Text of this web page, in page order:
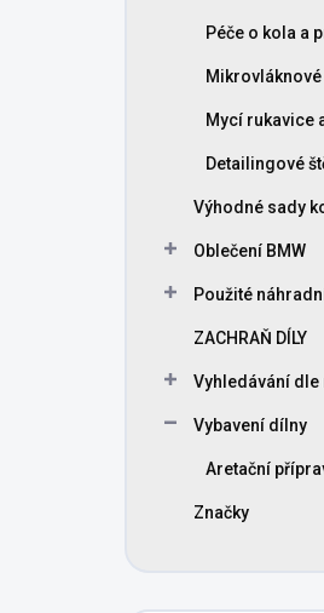
Péče o kola a
Mycí rukavice
Detailingové
Výhodné sady
Oblečení BMW
Použité
ZACHRAŇ DÍLY
Vyhledávání dle
Vybavení dílny
Aretační
Značky